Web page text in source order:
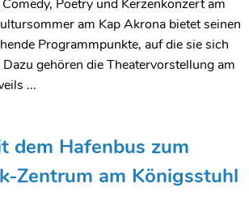
Poetry und Kerzenkonzert am
am Kap Akrona bietet seinen
Programmpunkte, auf die sie sich
gehören die Theatervorstellung am
...
dem Hafenbus zum
Zentrum am Königsstuhl